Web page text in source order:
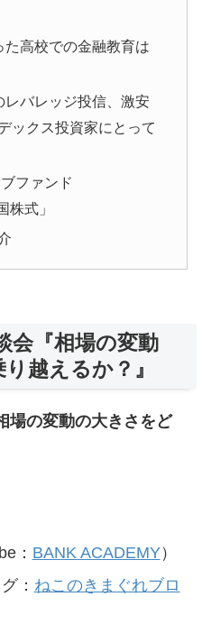
高校での金融教育は
バレッジ投信、激安
ックス投資家にとって
ファンド
株式」
『相場の変動
越えるか？』
の変動の大きさをど
： BANK ACADEMY）
： ねこのきまぐれブロ